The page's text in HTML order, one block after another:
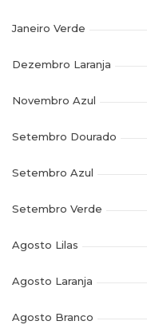
Janeiro Verde
Dezembro Laranja
Novembro Azul
Setembro Dourado
Setembro Azul
Setembro Verde
Agosto Lilas
Agosto Laranja
Agosto Branco